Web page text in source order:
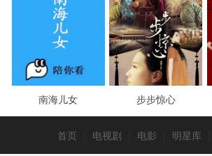
南海儿女 步步惊心
首页 电视剧 电影 明星库